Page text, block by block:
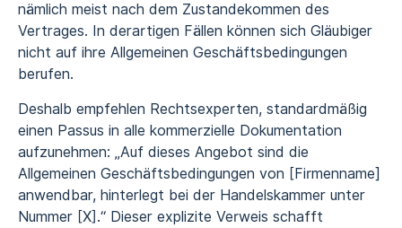
nämlich meist nach dem Zustandekommen des
Vertrages. In derartigen Fällen können sich Gläubiger
nicht auf ihre Allgemeinen Geschäftsbedingungen
berufen.
Deshalb empfehlen Rechtsexperten, standardmäßig
einen Passus in alle kommerzielle Dokumentation
aufzunehmen: „Auf dieses Angebot sind die
Allgemeinen Geschäftsbedingungen von [Firmenname]
anwendbar, hinterlegt bei der Handelskammer unter
Nummer [X].“ Dieser explizite Verweis schafft